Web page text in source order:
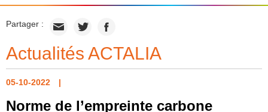
Partager :
Actualités ACTALIA
05-10-2022
Norme de l’empreinte carbone